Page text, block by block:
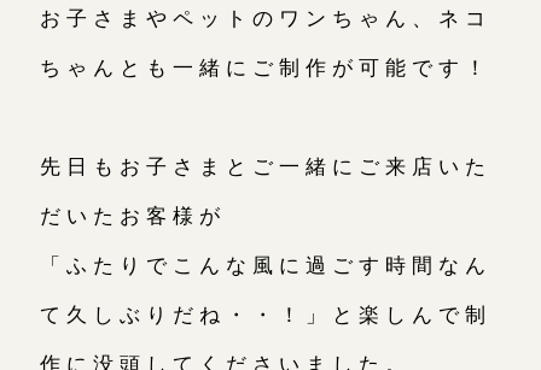
お子さまやペットのワンちゃん、ネコ
ちゃんとも一緒にご制作が可能です！
先日もお子さまとご一緒にご来店いた
だいたお客様が
「ふたりでこんな風に過ごす時間なん
て久しぶりだね・・！」と楽しんで制
作に没頭してくださいました。